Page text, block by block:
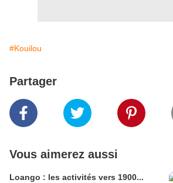
#Kouilou
Partager
Vous aimerez aussi
Loango : les activités vers 1900...